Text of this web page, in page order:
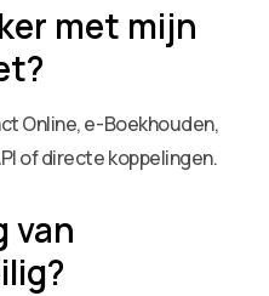
met mijn
Online, e-Boekhouden,
of directe koppelingen.
van